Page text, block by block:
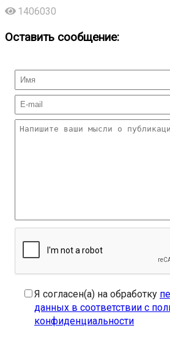
1406030
Оставить сообщение:
Я согласен(а) на обработку
данных в соответствии с
конфиденциальности